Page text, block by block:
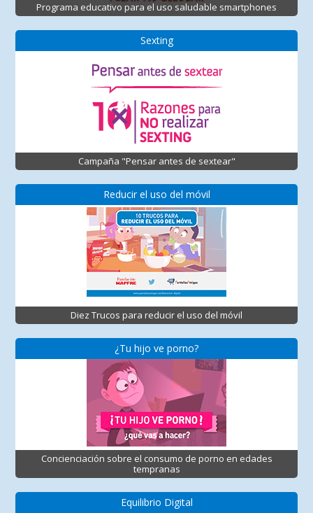
Programa educativo para el uso saludable smartphones
Sexting
Campaña "Pensar antes de sextear"
Reducir el uso del móvil
Diez Trucos para reducir el uso del móvil
¿Tu hijo ve porno?
Concienciación sobre el consumo de porno en edades
tempranas
Equilibrio Digital